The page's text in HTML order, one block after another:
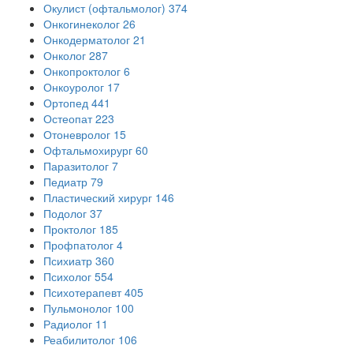
Окулист (офтальмолог) 374
Онкогинеколог 26
Онкодерматолог 21
Онколог 287
Онкопроктолог 6
Онкоуролог 17
Ортопед 441
Остеопат 223
Отоневролог 15
Офтальмохирург 60
Паразитолог 7
Педиатр 79
Пластический хирург 146
Подолог 37
Проктолог 185
Профпатолог 4
Психиатр 360
Психолог 554
Психотерапевт 405
Пульмонолог 100
Радиолог 11
Реабилитолог 106